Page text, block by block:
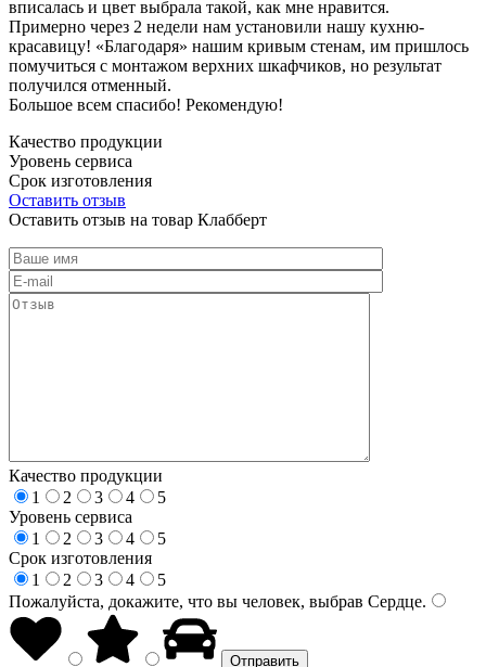
вписалась и цвет выбрала такой, как мне нравится.
Примерно через 2 недели нам установили нашу кухню-
красавицу! «Благодаря» нашим кривым стенам, им пришлось
помучиться с монтажом верхних шкафчиков, но результат
получился отменный.
Большое всем спасибо! Рекомендую!
Качество продукции
Уровень сервиса
Срок изготовления
Оставить отзыв
Оставить отзыв на товар Клабберт
Качество продукции
1
2 3 4
5
Уровень сервиса
1
2 3 4
5
Срок изготовления
1
2 3 4
5
Пожалуйста, докажите, что вы человек, выбрав Сердце.